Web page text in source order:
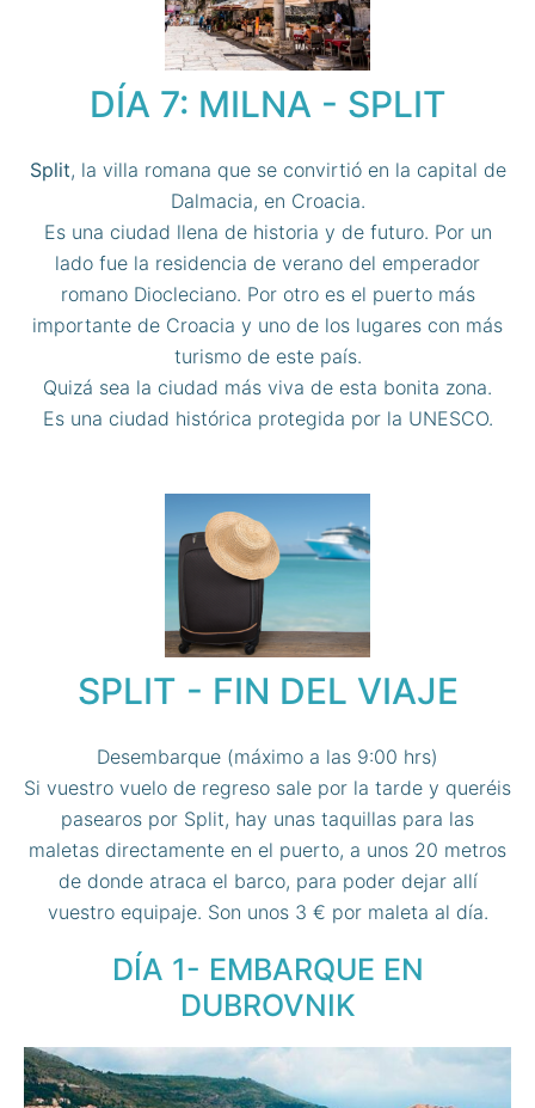
DÍA 7: MILNA - SPLIT
Split, la villa romana que se convirtió en la capital de
Dalmacia, en Croacia.
Es una ciudad llena de historia y de futuro. Por un
lado fue la residencia de verano del emperador
romano Diocleciano. Por otro es el puerto más
importante de Croacia y uno de los lugares con más
turismo de este país.
Quizá sea la ciudad más viva de esta bonita zona.
Es una ciudad histórica protegida por la UNESCO.
SPLIT - FIN DEL VIAJE
Desembarque (máximo a las 9:00 hrs)
Si vuestro vuelo de regreso sale por la tarde y queréis
pasearos por Split, hay unas taquillas para las
maletas directamente en el puerto, a unos 20 metros
de donde atraca el barco, para poder dejar allí
vuestro equipaje. Son unos 3 € por maleta al día.
DÍA 1- EMBARQUE EN
DUBROVNIK